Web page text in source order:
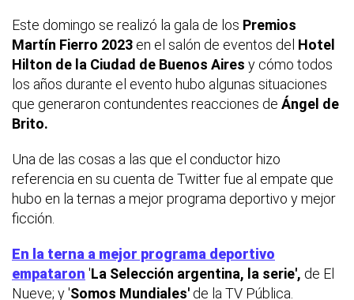
Este domingo se realizó la gala de los Premios
Martín Fierro 2023 en el salón de eventos del Hotel
Hilton de la Ciudad de Buenos Aires y cómo todos
los años durante el evento hubo algunas situaciones
que generaron contundentes reacciones de Ángel de
Brito.
Una de las cosas a las que el conductor hizo
referencia en su cuenta de Twitter fue al empate que
hubo en la ternas a mejor programa deportivo y mejor
ficción.
En la terna a mejor programa deportivo
empataron 'La Selección argentina, la serie', de El
Nueve; y 'Somos Mundiales' de la TV Pública.